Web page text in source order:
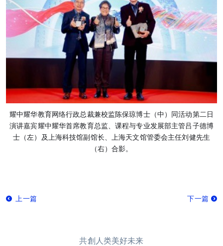
耀中耀华教育网络行政总裁兼校监陈保琼博士（中）同活动第二日
演讲嘉宾耀中耀华首席教育总监、课程与专业发展部主管吕子德博
士（左）及上海科技馆副馆长、上海天文馆管委会主任刘健先生
（右）合影。
上一篇 下一篇
共創人类美好未来